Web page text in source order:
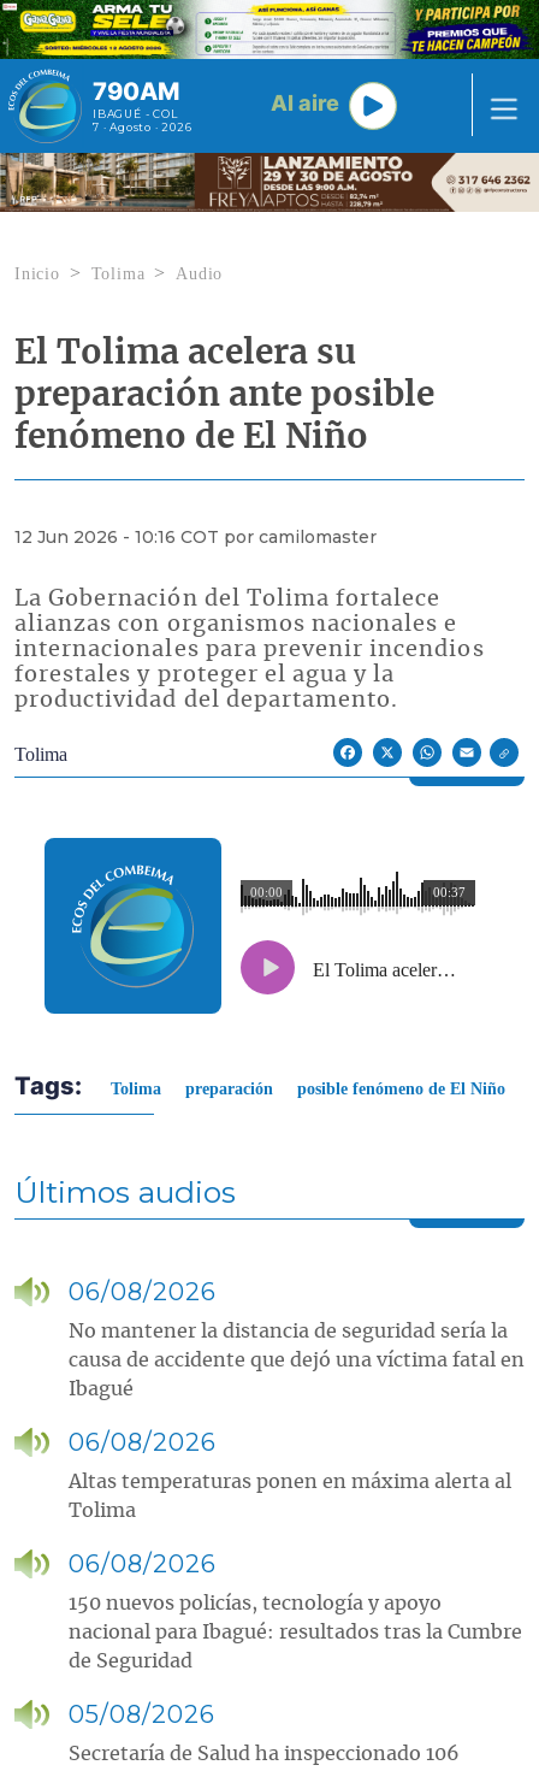
Pasar al contenido principal
790AM
IBAGUÉ - COL
7 · Agosto · 2026
Al aire
Inicio Tolima Audio
El Tolima acelera su
preparación ante posible
fenómeno de El Niño
12 Jun 2026 - 10:16 COT por camilomaster
La Gobernación del Tolima fortalece
alianzas con organismos nacionales e
internacionales para prevenir incendios
forestales y proteger el agua y la
productividad del departamento.
Econoticias y Eventos
Tolima
FacebookX WhatsAppEmail
00:37
00:00
El Tolima acelera su preparación ante posible fenómeno de El Niño
Tags: Tolima preparación posible fenómeno de El Niño
Últimos audios
06/08/2026
No mantener la distancia de seguridad sería la
causa de accidente que dejó una víctima fatal en
Ibagué
06/08/2026
Altas temperaturas ponen en máxima alerta al
Tolima
06/08/2026
150 nuevos policías, tecnología y apoyo
nacional para Ibagué: resultados tras la Cumbre
de Seguridad
05/08/2026
Secretaría de Salud ha inspeccionado 106